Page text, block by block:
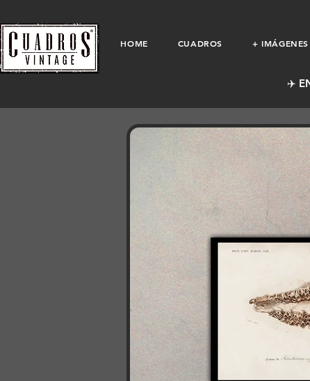
HOME CUADROS + IMÁGENES
✈️